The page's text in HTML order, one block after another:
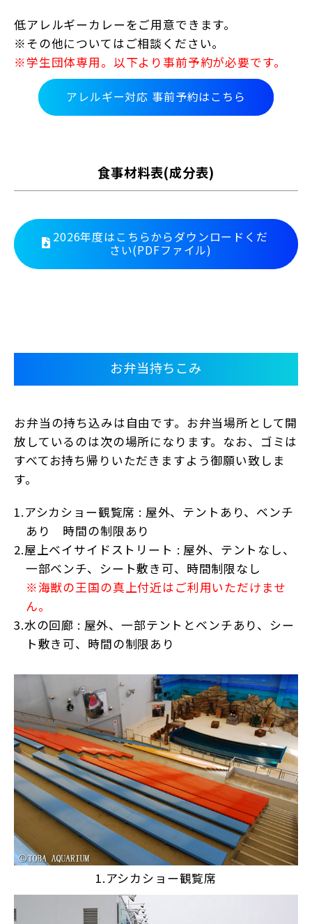
低アレルギーカレーをご用意できます。
※その他についてはご相談ください。
※学生団体専用。以下より事前予約が必要です。
アレルギー対応 事前予約はこちら
食事材料表(成分表)
2026年度はこちらからダウンロードくだ
さい(PDFファイル)
お弁当持ちこみ
お弁当の持ち込みは自由です。お弁当場所として開
放しているのは次の場所になります。なお、ゴミは
すべてお持ち帰りいただきますよう御願い致しま
す。
1.アシカショー観覧席 : 屋外、テントあり、ベンチ
あり 時間の制限あり
2.屋上ベイサイドストリート : 屋外、テントなし、
一部ベンチ、シート敷き可、時間制限なし
※海獣の王国の真上付近はご利用いただけませ
ん。
3.水の回廊 : 屋外、一部テントとベンチあり、シー
ト敷き可、時間の制限あり
1.アシカショー観覧席